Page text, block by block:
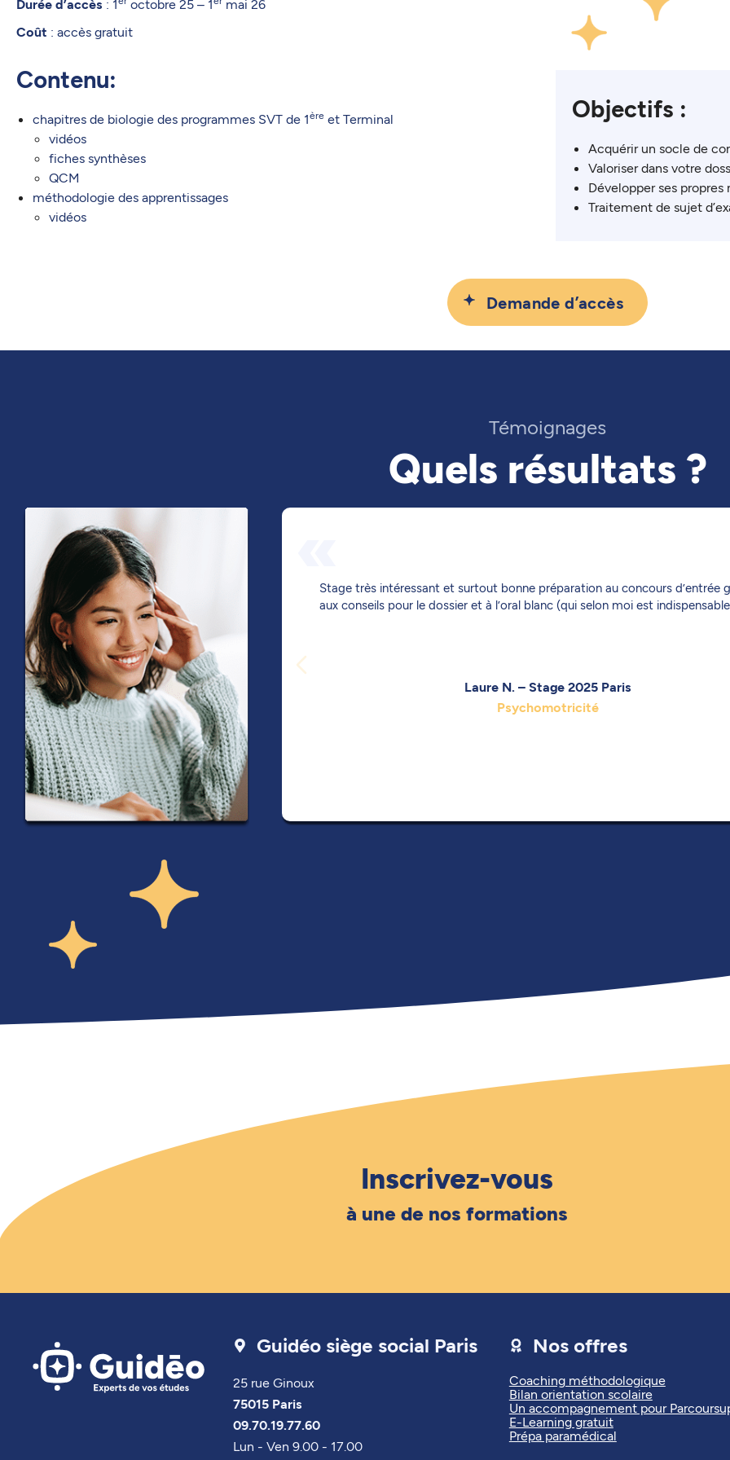
Durée d’accès : 1 octobre 25 – 1
mai 26
Coût : accès gratuit
Contenu:
chapitres de biologie des programmes SVT de 1ère et Terminal
vidéos
fiches synthèses
QCM
méthodologie des apprentissages
vidéos
Objectifs :
Acquérir un socle de
Valoriser dans votre
Développer ses
Traitement de sujet
Demande d’accès
Témoignages
Quels résultats ?
Stage très intéressant et surtout bonne préparation au concours d’entrée
aux conseils pour le dossier et à l’oral blanc (qui selon moi est
Laure N. – Stage 2025 Paris
Psychomotricité
Inscrivez-vous
à une de nos formations
Guidéo siège social Paris
25 rue Ginoux
75015 Paris
09.70.19.77.60
Lun - Ven 9.00 - 17.00
Nos offres
Coaching méthodologique
Bilan orientation scolaire
Un accompagnement pour
E-Learning gratuit
Prépa paramédical